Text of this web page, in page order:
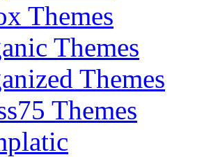
Themes
Themes
Themes
Themes